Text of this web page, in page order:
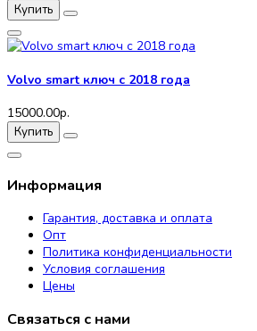
Купить
Volvo smart ключ с 2018 года
15000.00р.
Купить
Информация
Гарантия, доставка и оплата
Опт
Политика конфиденциальности
Условия соглашения
Цены
Связаться с нами